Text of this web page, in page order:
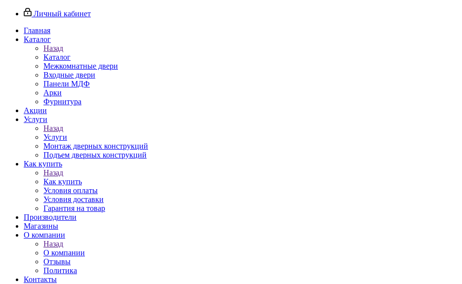
Личный кабинет
Главная
Каталог
Назад
Каталог
Межкомнатные двери
Входные двери
Панели МДФ
Арки
Фурнитура
Акции
Услуги
Назад
Услуги
Монтаж дверных конструкций
Подъем дверных конструкций
Как купить
Назад
Как купить
Условия оплаты
Условия доставки
Гарантия на товар
Производители
Магазины
О компании
Назад
О компании
Отзывы
Политика
Контакты